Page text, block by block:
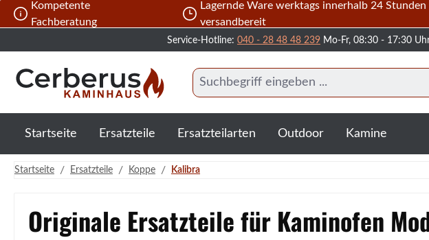
Hauptinhalt springen
Zur Suche springen
Zur Hauptnavigation springen
Kompetente
Fachberatung
Lagernde Ware werktags innerhalb 24 Stunden
versandbereit
Service-Hotline: 040 - 28 48 48 239 Mo-Fr, 08:30 - 17:30
Startseite Ersatzteile Ersatzteilarten Outdoor Kamine
Startseite / Ersatzteile / Koppe / Kalibra
Originale Ersatzteile für Kaminofen